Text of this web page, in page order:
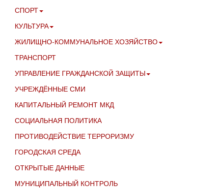
СПОРТ
КУЛЬТУРА
ЖИЛИЩНО-КОММУНАЛЬНОЕ ХОЗЯЙСТВО
ТРАНСПОРТ
УПРАВЛЕНИЕ ГРАЖДАНСКОЙ ЗАЩИТЫ
УЧРЕЖДЁННЫЕ СМИ
КАПИТАЛЬНЫЙ РЕМОНТ МКД
СОЦИАЛЬНАЯ ПОЛИТИКА
ПРОТИВОДЕЙСТВИЕ ТЕРРОРИЗМУ
ГОРОДСКАЯ СРЕДА
ОТКРЫТЫЕ ДАННЫЕ
МУНИЦИПАЛЬНЫЙ КОНТРОЛЬ